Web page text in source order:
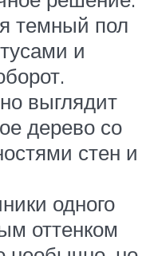
темный пол
и
выглядит
дерево со
стен и
одного
оттенком